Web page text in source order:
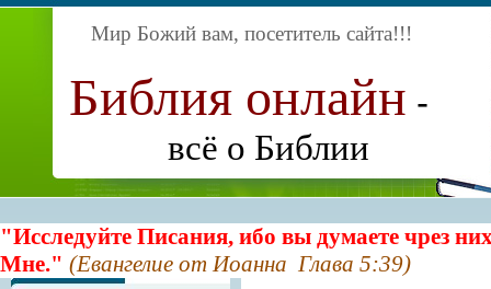
Мир Божий вам, посетитель сайта!!!
Библия онлайн -
всё о Библии
"Исследуйте Писания, ибо вы думаете чрез
Мне." (Евангелие от Иоанна Глава 5:39)